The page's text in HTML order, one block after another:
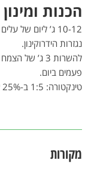
הכנות ומינון
נגזרות הידרוקינון.
פעמים ביום.
טינקטורה: 1:5 ב-25% אלכוהול, 2-4 מ”ל, 3 פעמים ביום.
מקורות